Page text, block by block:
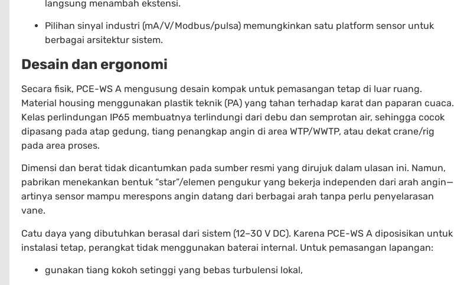
langsung menambah ekstensi.
Pilihan sinyal industri (mA/V/Modbus/pulsa) memungkinkan satu platform sensor untuk
berbagai arsitektur sistem.
Desain dan ergonomi
Secara fisik, PCE-WS A mengusung desain kompak untuk pemasangan tetap di luar ruang.
Material housing menggunakan plastik teknik (PA) yang tahan terhadap karat dan paparan cuaca.
Kelas perlindungan IP65 membuatnya terlindungi dari debu dan semprotan air, sehingga cocok
dipasang pada atap gedung, tiang penangkap angin di area WTP/WWTP, atau dekat crane/rig
pada area proses.
Dimensi dan berat tidak dicantumkan pada sumber resmi yang dirujuk dalam ulasan ini. Namun,
pabrikan menekankan bentuk “star”/elemen pengukur yang bekerja independen dari arah angin—
artinya sensor mampu merespons angin datang dari berbagai arah tanpa perlu penyelarasan
vane.
Catu daya yang dibutuhkan berasal dari sistem (12–30 V DC). Karena PCE-WS A diposisikan untuk
instalasi tetap, perangkat tidak menggunakan baterai internal. Untuk pemasangan lapangan:
gunakan tiang kokoh setinggi yang bebas turbulensi lokal,